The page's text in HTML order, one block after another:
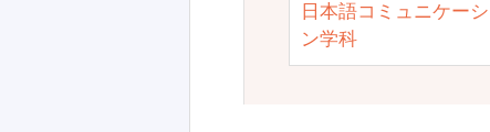
日本語コミュニケーシ
ン学科